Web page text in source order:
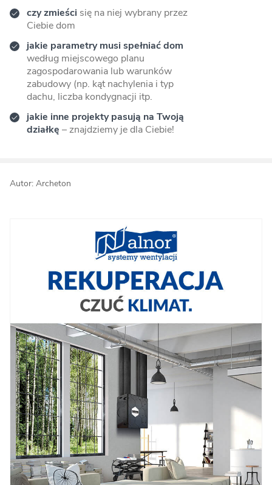
czy zmieści się na niej wybrany przez
Ciebie dom
jakie parametry musi spełniać dom
według miejscowego planu
zagospodarowania lub warunków
zabudowy (np. kąt nachylenia i typ
dachu, liczba kondygnacji itp.
jakie inne projekty pasują na Twoją
działkę – znajdziemy je dla Ciebie!
Autor: Archeton